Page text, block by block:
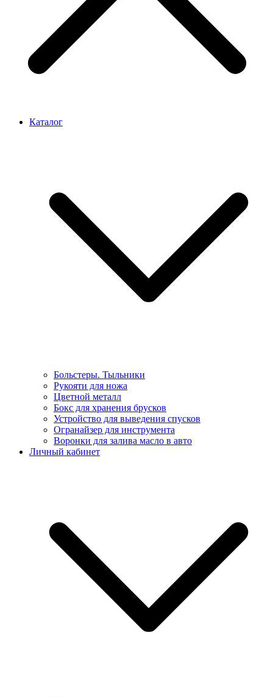
Каталог
Больстеры. Тыльники
Рукояти для ножа
Цветной металл
Бокс для хранения брусков
Устройство для выведения спусков
Огранайзер для инструмента
Воронки для залива масло в авто
Личный кабинет